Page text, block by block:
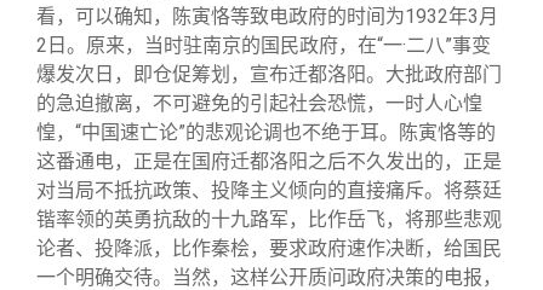
看，可以确知，陈寅恪等致电政府的时间为1932年3月
2日。原来，当时驻南京的国民政府，在“一·二八”事变
爆发次日，即仓促筹划，宣布迁都洛阳。大批政府部门
的急迫撤离，不可避免的引起社会恐慌，一时人心惶
惶，“中国速亡论”的悲观论调也不绝于耳。陈寅恪等的
这番通电，正是在国府迁都洛阳之后不久发出的，正是
对当局不抵抗政策、投降主义倾向的直接痛斥。将蔡廷
锴率领的英勇抗敌的十九路军，比作岳飞，将那些悲观
论者、投降派，比作秦桧，要求政府速作决断，给国民
一个明确交待。当然，这样公开质问政府决策的电报，